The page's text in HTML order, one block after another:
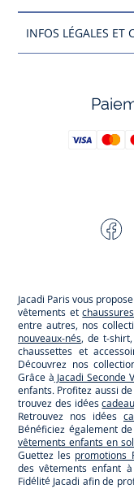
INFOS LÉGALES ET
Jacadi Paris vous
vêtements etchaussures
entre autres, nos
nouveaux-nés, de t-
chaussettes et
Découvrez nos
Grâce à Jacadi Seconde
enfants. Profitez aussi
trouvez des idées
Retrouvez nos idées
Bénéficiez également
vêtements enfants en
Guettez les promotions
des vêtements enfant
Fidélité Jacadi afin de